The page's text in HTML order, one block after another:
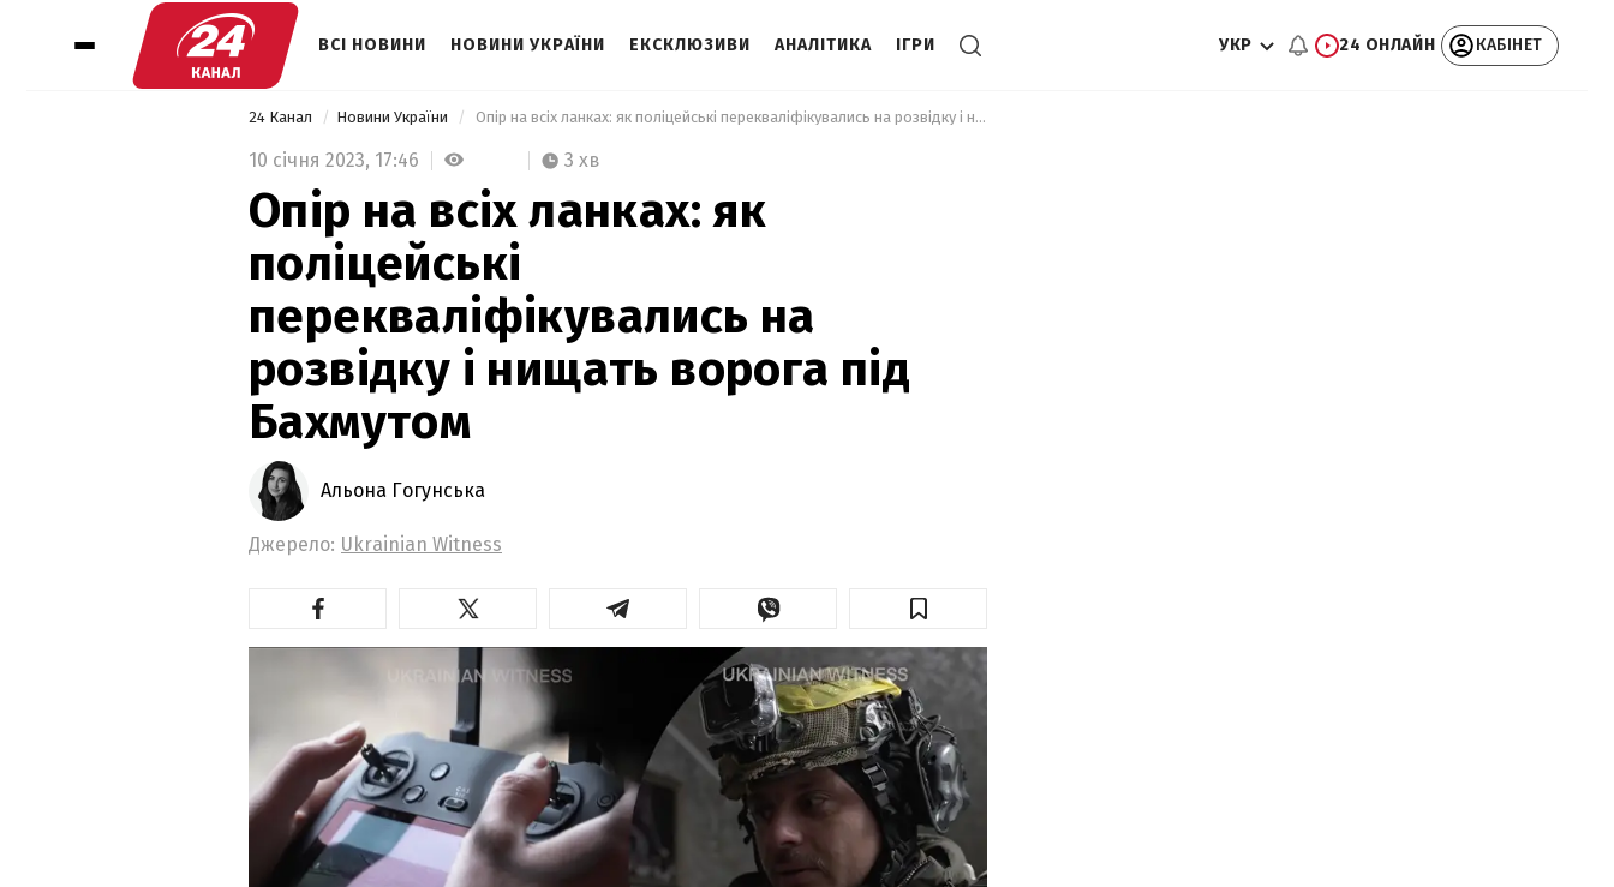
ВСІ НОВИНИ НОВИНИ УКРАЇНИ ЕКСКЛЮЗИВИ АНАЛІТИКА ІГРИ УКР 24 ОНЛАЙН КАБІНЕТ
24 Канал Новини України Опір на всіх ланках: як поліцейські перекваліфікувались на розвідку і нищать ворога під Бахмутом
10 січня 2023, 17:46 3 хв
Опір на всіх ланках: як
поліцейські
перекваліфікувались на
розвідку і нищать ворога під
Бахмутом
Альона Гогунська
Джерело: Ukrainian Witness